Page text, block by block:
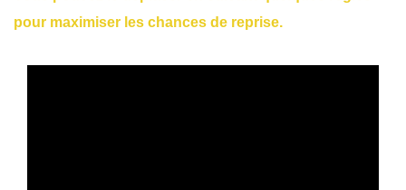
pour maximiser les chances de reprise.